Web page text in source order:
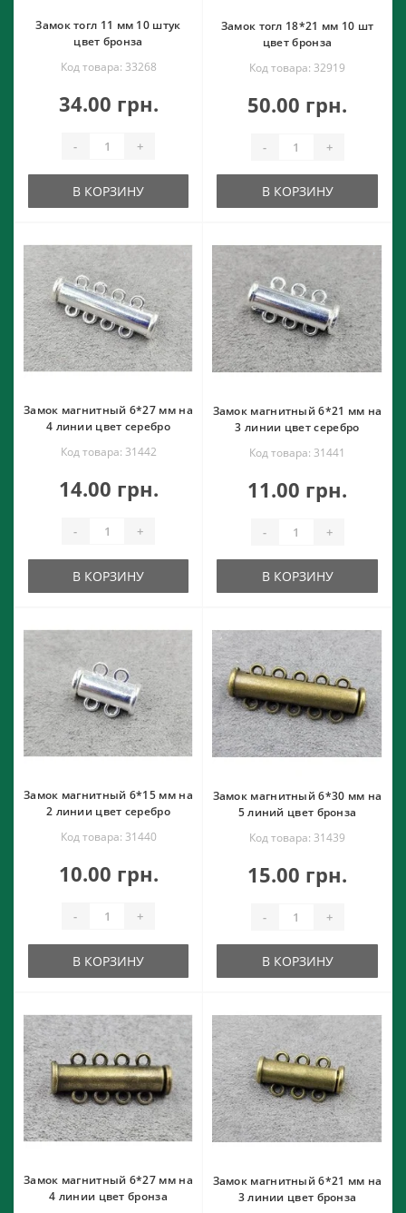
Замок тогл 11 мм 10 штук
цвет бронза
Код товара: 33268
34.00 грн.
- +
В КОРЗИНУ
Замок тогл 18*21 мм 10 шт
цвет бронза
Код товара: 32919
50.00 грн.
- +
В КОРЗИНУ
Замок магнитный 6*27 мм на
4 линии цвет серебро
Код товара: 31442
14.00 грн.
- +
В КОРЗИНУ
Замок магнитный 6*21 мм на
3 линии цвет серебро
Код товара: 31441
11.00 грн.
- +
В КОРЗИНУ
Замок магнитный 6*15 мм на
2 линии цвет серебро
Код товара: 31440
10.00 грн.
- +
В КОРЗИНУ
Замок магнитный 6*30 мм на
5 линий цвет бронза
Код товара: 31439
15.00 грн.
- +
В КОРЗИНУ
Замок магнитный 6*27 мм на
4 линии цвет бронза
Замок магнитный 6*21 мм на
3 линии цвет бронза